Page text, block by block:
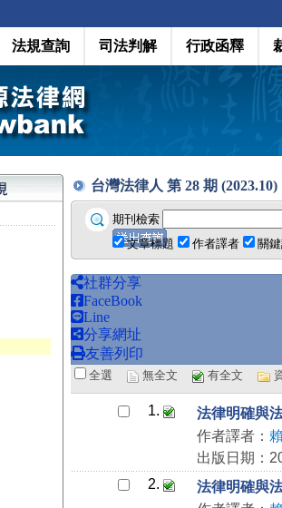
法規查詢 司法判解 行政函釋
台灣法律人 第 28 期 (2023.10)
期刊檢索
文章標題
作者譯者 關
社群分享
FaceBook
Line
分享網址
友善列印
全選 無全文 有全文
1.
法律明確與
作者譯者：
出版日期：
2.
法律明確與